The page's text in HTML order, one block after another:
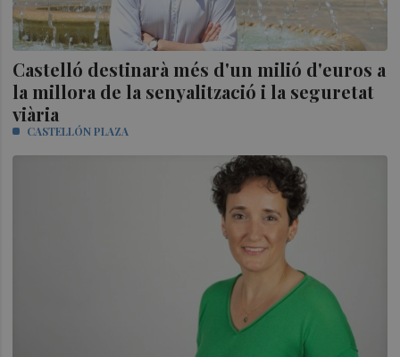
Castelló destinarà més d'un milió d'euros a
la millora de la senyalització i la seguretat
viària
CASTELLÓN PLAZA